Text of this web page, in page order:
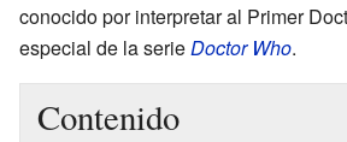
conocido por interpretar al Primer
especial de la serieDoctor Who.
Contenido